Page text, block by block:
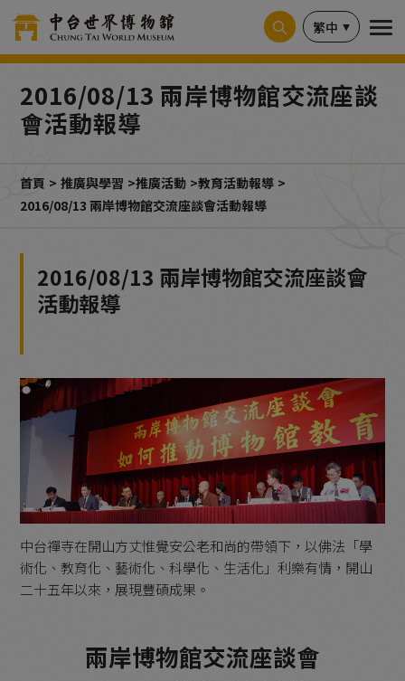
繁中
2016/08/13 兩岸博物館交流座談
會活動報導
首頁 推廣與學習 推廣活動
教育活動報導
2016/08/13 兩岸博物館交流座談會活動報導
2016/08/13 兩岸博物館交流座談會
活動報導
中台禪寺在開山方丈惟覺安公老和尚的帶領下，以佛法「學
術化、教育化、藝術化、科學化、生活化」利樂有情，開山
二十五年以來，展現豐碩成果。
兩岸博物館交流座談會
Cookie管理面板